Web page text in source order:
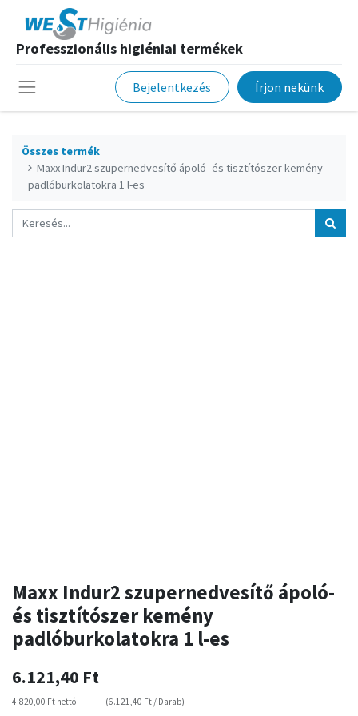
Professzionális higiéniai termékek
Bejelentkezés Írjon nekünk
Összes termék
Maxx Indur2 szupernedvesítő ápoló- és tisztítószer kemény
padlóburkolatokra 1 l-es
Maxx Indur2 szupernedvesítő ápoló-
és tisztítószer kemény
padlóburkolatokra 1 l-es
6.121,40 Ft
4.820,00 Ft nettó (6.121,40 Ft / Darab)